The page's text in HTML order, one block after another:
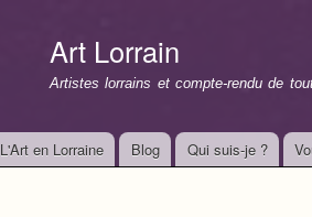
Art Lorrain
Artistes lorrains et compte-rendu de
L'Art en Lorraine Blog Qui suis-je ?